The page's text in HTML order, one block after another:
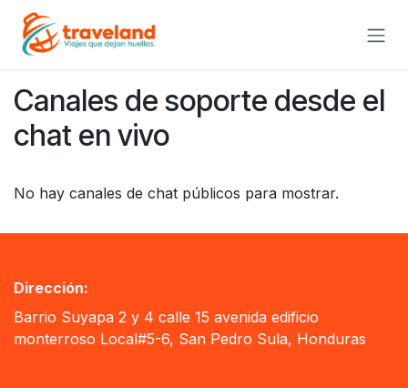
Ir al contenido
Canales de soporte desde el
chat en vivo
No hay canales de chat públicos para mostrar.
Dirección:
Barrio Suyapa 2 y 4 calle 15 avenida edificio
monterroso Local#5-6, San Pedro Sula, Honduras